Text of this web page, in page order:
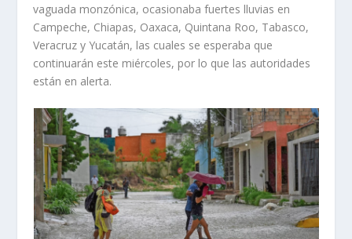
vaguada monzónica, ocasionaba fuertes lluvias en
Campeche, Chiapas, Oaxaca, Quintana Roo, Tabasco,
Veracruz y Yucatán, las cuales se esperaba que
continuarán este miércoles, por lo que las autoridades
están en alerta.